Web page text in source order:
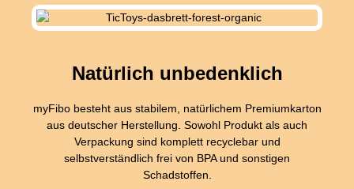
Natürlich unbedenklich
myFibo besteht aus stabilem, natürlichem Premiumkarton
aus deutscher Herstellung. Sowohl Produkt als auch
Verpackung sind komplett recyclebar und
selbstverständlich frei von BPA und sonstigen
Schadstoffen.